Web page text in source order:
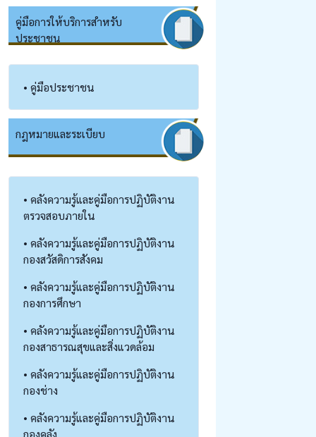
คู่มือการให้บริการสำหรับ
ประชาชน
• คู่มือประชาชน
กฎหมายและระเบียบ
• คลังความรู้และคู่มือการปฏิบัติงาน
ตรวจสอบภายใน
• คลังความรู้และคู่มือการปฏิบัติงาน
กองสวัสดิการสังคม
• คลังความรู้และคู่มือการปฏิบัติงาน
กองการศึกษา
• คลังความรู้และคู่มือการปฏิบัติงาน
กองสาธารณสุขและสิ่งแวดล้อม
• คลังความรู้และคู่มือการปฏิบัติงาน
กองช่าง
• คลังความรู้และคู่มือการปฏิบัติงาน
กองคลัง